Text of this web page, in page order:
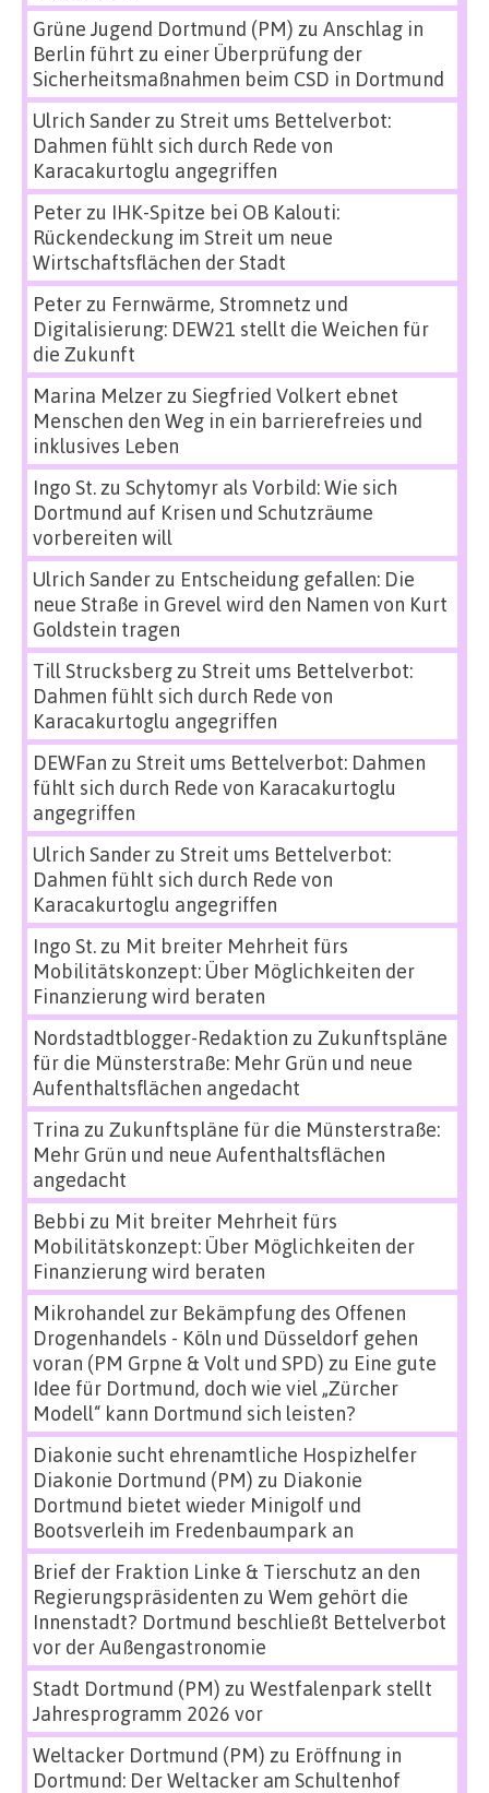
Grüne Jugend Dortmund (PM) zu Anschlag in
Berlin führt zu einer Überprüfung der
Sicherheitsmaßnahmen beim CSD in Dortmund
Ulrich Sanderzu Streit ums Bettelverbot:
Dahmen fühlt sich durch Rede von
Karacakurtoglu angegriffen
Peterzu IHK-Spitze bei OB Kalouti:
Rückendeckung im Streit um neue
Wirtschaftsflächen der Stadt
Peterzu Fernwärme, Stromnetz und
Digitalisierung: DEW21 stellt die Weichen für
die Zukunft
Marina Melzerzu Siegfried Volkert ebnet
Menschen den Weg in ein barrierefreies und
inklusives Leben
Ingo St.zu Schytomyr als Vorbild: Wie sich
Dortmund auf Krisen und Schutzräume
vorbereiten will
Ulrich Sanderzu Entscheidung gefallen: Die
neue Straße in Grevel wird den Namen von Kurt
Goldstein tragen
Till Strucksbergzu Streit ums Bettelverbot:
Dahmen fühlt sich durch Rede von
Karacakurtoglu angegriffen
DEWFan zu Streit ums Bettelverbot: Dahmen
fühlt sich durch Rede von Karacakurtoglu
angegriffen
Ulrich Sanderzu Streit ums Bettelverbot:
Dahmen fühlt sich durch Rede von
Karacakurtoglu angegriffen
Ingo St.zu Mit breiter Mehrheit fürs
Mobilitätskonzept: Über Möglichkeiten der
Finanzierung wird beraten
Nordstadtblogger-Redaktion zu Zukunftspläne
für die Münsterstraße: Mehr Grün und neue
Aufenthaltsflächen angedacht
Trina zu Zukunftspläne für die Münsterstraße:
Mehr Grün und neue Aufenthaltsflächen
angedacht
Bebbi zu Mit breiter Mehrheit fürs
Mobilitätskonzept: Über Möglichkeiten der
Finanzierung wird beraten
Mikrohandel zur Bekämpfung des Offenen
Drogenhandels - Köln und Düsseldorf gehen
voran (PM Grpne & Volt und SPD) zu Eine gute
Idee für Dortmund, doch wie viel „Zürcher
Modell“ kann Dortmund sich leisten?
Diakonie sucht ehrenamtliche Hospizhelfer
Diakonie Dortmund (PM) zu Diakonie
Dortmund bietet wieder Minigolf und
Bootsverleih im Fredenbaumpark an
Brief der Fraktion Linke & Tierschutz an den
Regierungspräsidenten zu Wem gehört die
Innenstadt? Dortmund beschließt Bettelverbot
vor der Außengastronomie
Stadt Dortmund (PM) zu Westfalenpark stellt
Jahresprogramm 2026 vor
Weltacker Dortmund (PM) zu Eröffnung in
Dortmund: Der Weltacker am Schultenhof